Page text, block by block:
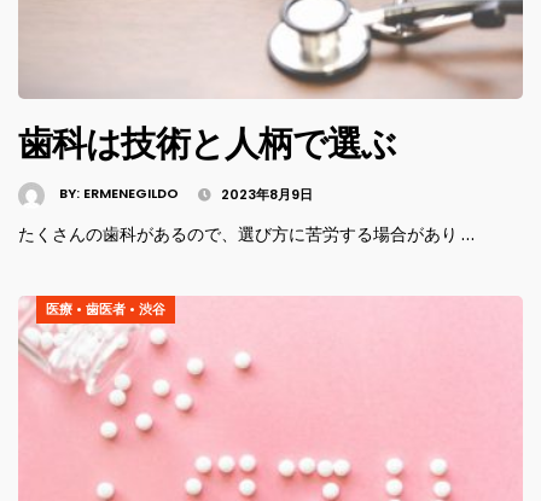
歯科は技術と人柄で選ぶ
BY: ERMENEGILDO 2023年8月9日
たくさんの歯科があるので、選び方に苦労する場合があり …
医療 • 歯医者 • 渋谷